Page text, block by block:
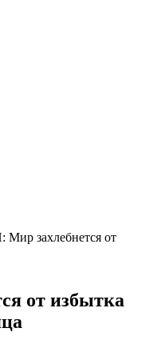
захлебнется от
от избытка